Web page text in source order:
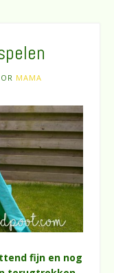
MAMA
fijn en nog